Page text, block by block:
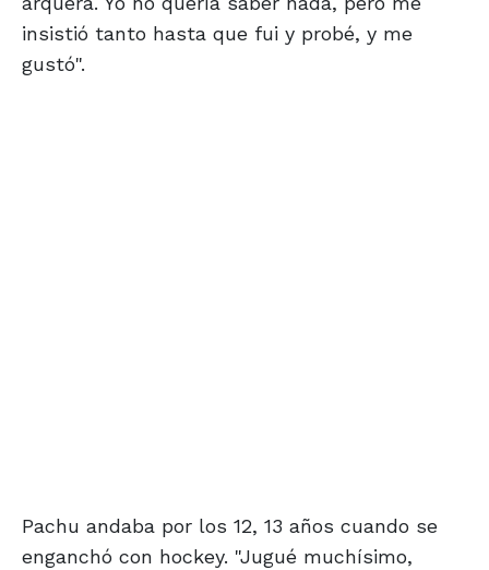
insistió tanto hasta que fui y probé, y me
gustó".
Pachu andaba por los 12, 13 años cuando se
enganchó con hockey. "Jugué muchísimo,